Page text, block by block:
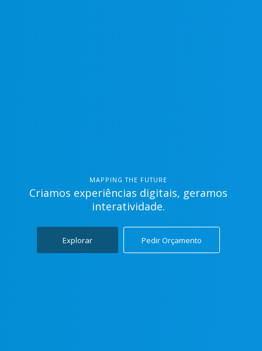
MAPPING THE FUTURE
Criamos experiências digitais, geramos
interatividade.
Explorar Pedir Orçamento